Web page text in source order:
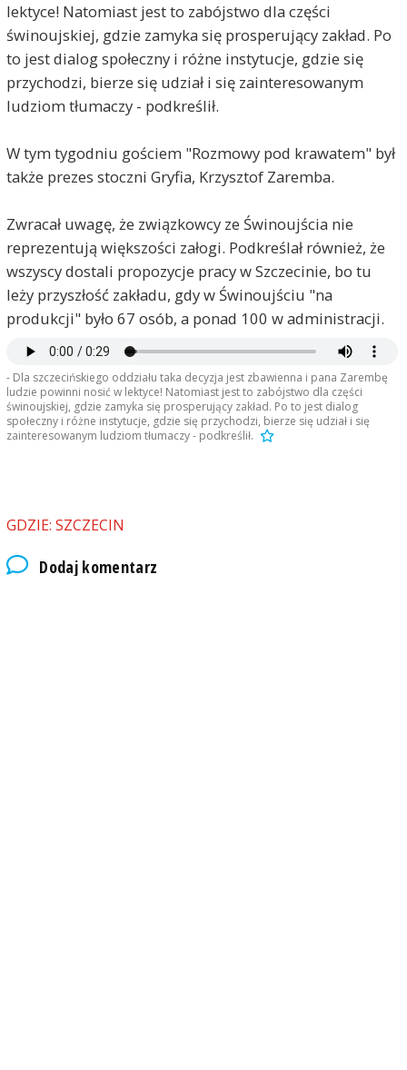
lektyce! Natomiast jest to zabójstwo dla części
świnoujskiej, gdzie zamyka się prosperujący zakład. Po
to jest dialog społeczny i różne instytucje, gdzie się
przychodzi, bierze się udział i się zainteresowanym
ludziom tłumaczy - podkreślił.
W tym tygodniu gościem "Rozmowy pod krawatem" był
także prezes stoczni Gryfia, Krzysztof Zaremba.
Zwracał uwagę, że związkowcy ze Świnoujścia nie
reprezentują większości załogi. Podkreślał również, że
wszyscy dostali propozycje pracy w Szczecinie, bo tu
leży przyszłość zakładu, gdy w Świnoujściu "na
produkcji" było 67 osób, a ponad 100 w administracji.
- Dla szczecińskiego oddziału taka decyzja jest zbawienna i pana Zarembę
ludzie powinni nosić w lektyce! Natomiast jest to zabójstwo dla części
świnoujskiej, gdzie zamyka się prosperujący zakład. Po to jest dialog
społeczny i różne instytucje, gdzie się przychodzi, bierze się udział i się
zainteresowanym ludziom tłumaczy - podkreślił.
GDZIE: SZCZECIN
Dodaj komentarz